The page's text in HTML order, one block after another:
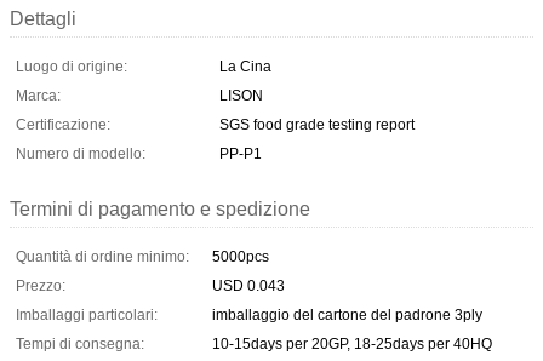
Dettagli
Luogo di origine:
La Cina
Marca:
LISON
Certificazione:
SGS food grade testing report
Numero di modello:
PP-P1
Termini di pagamento e spedizione
Quantità di ordine minimo:
5000pcs
Prezzo:
USD 0.043
Imballaggi particolari:
imballaggio del cartone del padrone 3ply
Tempi di consegna:
10-15days per 20GP, 18-25days per 40HQ